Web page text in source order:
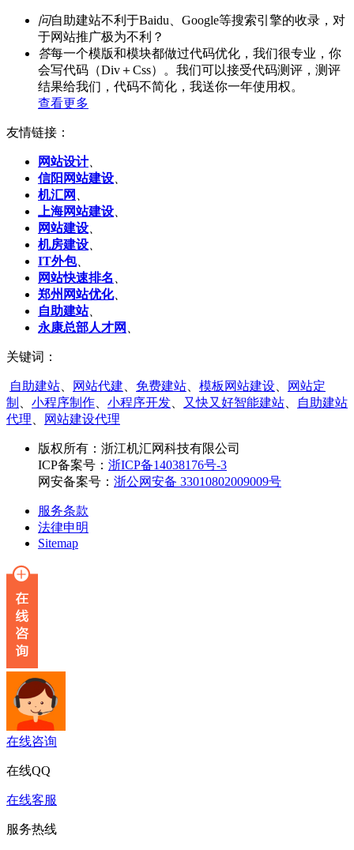
问自助建站不利于Baidu、Google等搜索引擎的收录，对
于网站推广极为不利？
答每一个模版和模块都做过代码优化，我们很专业，你
会写代码（Div＋Css）。我们可以接受代码测评，测评
结果给我们，代码不简化，我送你一年使用权。
查看更多
友情链接：
网站设计、
信阳网站建设、
机汇网 、
上海网站建设、
网站建设、
机房建设、
IT外包、
网站快速排名 、
郑州网站优化、
自助建站、
永康总部人才网 、
关键词：
自助建站 网站代建 免费建站 模板网站建设
网站定
制
小程序制作 小程序开发 又快又好智能建站
自助建站
代理
网站建设代理
版权所有： 浙江机汇网科技有限公司
ICP备案号： 浙ICP备14038176号-3
网安备案号： 浙公网安备 33010802009009号
服务条款
法律申明
Sitemap
在线咨询
在线QQ
在线客服
服务热线